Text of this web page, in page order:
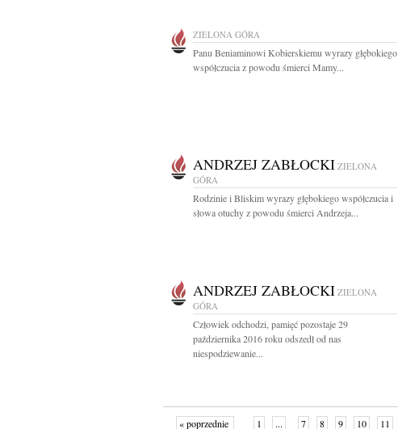
ZIELONA GÓRA
Panu Beniaminowi Kobierskiemu wyrazy głębokiego
współczucia z powodu śmierci Mamy...
ANDRZEJ ZABŁOCKI ZIELONA
GÓRA
Rodzinie i Bliskim wyrazy głębokiego współczucia i
słowa otuchy z powodu śmierci Andrzeja...
ANDRZEJ ZABŁOCKI ZIELONA
GÓRA
Człowiek odchodzi, pamięć pozostaje 29
października 2016 roku odszedł od nas
niespodziewanie...
« poprzednie 1 ... 7 8 9 10 11